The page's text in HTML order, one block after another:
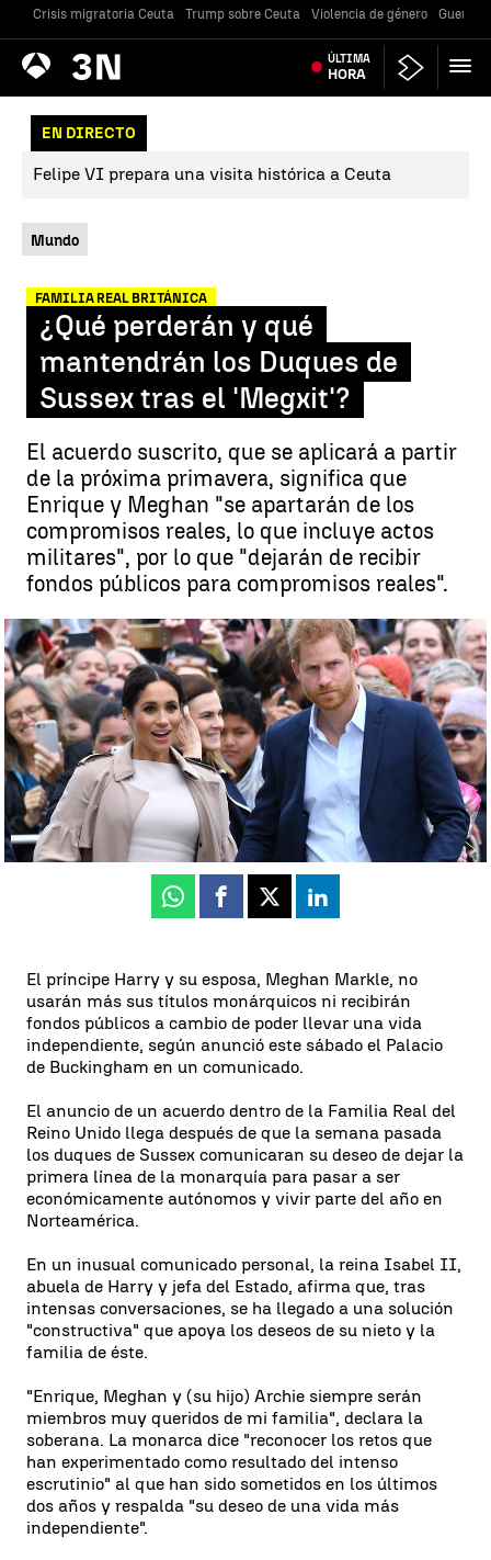
Crisis migratoria Ceuta Trump sobre Ceuta Violencia de género Guerra
Antena
3 Noticias ÚLTIMA
HORA
EN DIRECTO
Felipe VI prepara una visita histórica a Ceuta
Mundo
FAMILIA REAL BRITÁNICA
¿Qué perderán y qué
mantendrán los Duques de
Sussex tras el 'Megxit'?
El acuerdo suscrito, que se aplicará a partir
de la próxima primavera, significa que
Enrique y Meghan "se apartarán de los
compromisos reales, lo que incluye actos
militares", por lo que "dejarán de recibir
fondos públicos para compromisos reales".
¿Qué perderán y qué mantendrán los Duques de Sussex tras el
'Megxit'? |Antena 3 Noticias
Antena 3 Noticias Reino Unido
Actualizado:19 de enero de 2020, 15:30
Publicado:
19 de enero de 2020, 14:22
Whatsapp
Facebook
X Linkedin
El príncipe Harry y su esposa, Meghan Markle, no
usarán más sus títulos monárquicos ni recibirán
fondos públicos a cambio de poder llevar una vida
independiente, según anunció este sábado el Palacio
de Buckingham en un comunicado.
El anuncio de un acuerdo dentro de la Familia Real del
Reino Unido llega después de que la semana pasada
los duques de Sussex comunicaran su deseo de dejar la
primera línea de la monarquía para pasar a ser
económicamente autónomos y vivir parte del año en
Norteamérica.
En un inusual comunicado personal, la reina Isabel II,
abuela de Harry y jefa del Estado, afirma que, tras
intensas conversaciones, se ha llegado a una solución
"constructiva" que apoya los deseos de su nieto y la
familia de éste.
"Enrique, Meghan y (su hijo) Archie siempre serán
miembros muy queridos de mi familia", declara la
soberana. La monarca dice "reconocer los retos que
han experimentado como resultado del intenso
escrutinio" al que han sido sometidos en los últimos
dos años y respalda "su deseo de una vida más
independiente".